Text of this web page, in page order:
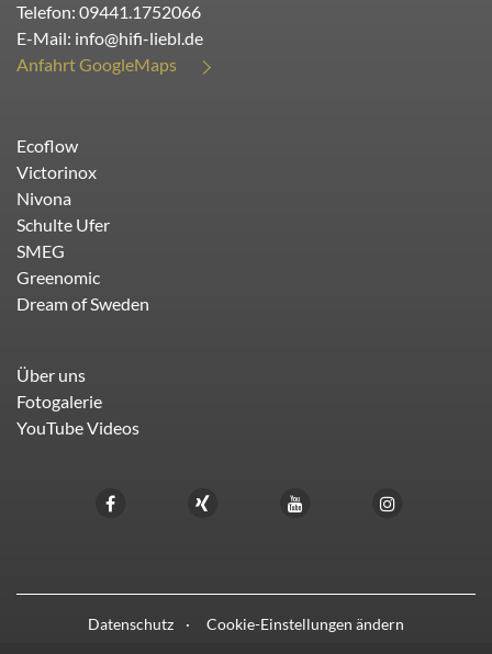
Telefon: 09441.1752066
E-Mail: info@hifi-liebl.de
Anfahrt GoogleMaps
Ecoflow
Victorinox
Nivona
Schulte Ufer
SMEG
Greenomic
Dream of Sweden
Über uns
Fotogalerie
YouTube Videos
Datenschutz Cookie-Einstellungen ändern